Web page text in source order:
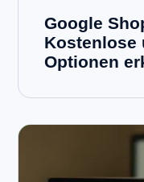
Google
Kostenlose
Optionen